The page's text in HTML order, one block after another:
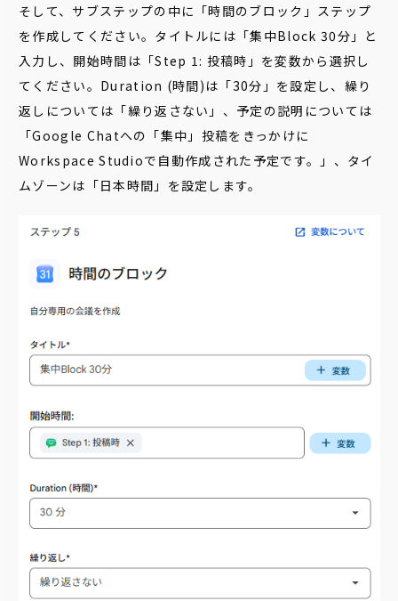
そして、サブステップの中に「時間のブロック」ステップ
を作成してください。タイトルには「集中Block 30分」と
入力し、開始時間は「Step 1: 投稿時」を変数から選択し
てください。Duration (時間)は「30分」を設定し、繰り
返しについては「繰り返さない」、予定の説明については
「Google Chatへの「集中」投稿をきっかけに
Workspace Studioで自動作成された予定です。」、タイ
ムゾーンは「日本時間」を設定します。